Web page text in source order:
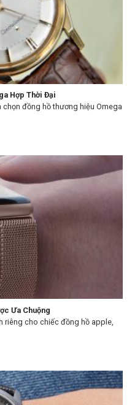
Hợp Thời Đại
đồng hồ thương hiệu Omega
Ưa Chuộng
cho chiếc đồng hồ apple,